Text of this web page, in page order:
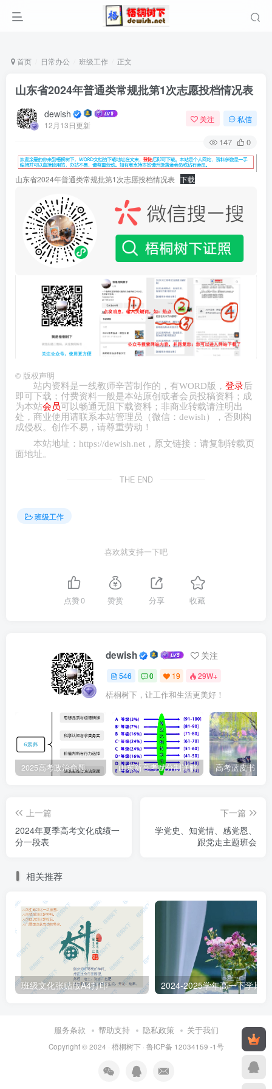
首页 日常办公 班级工作 正文
山东省2024年普通类常规批第1次志愿投档情况表
dewish
12月13日更新
关注 私信
147 0
山东省2024年普通类常规批第1次志愿投档情况表 下载
© 版权声明
站内资料是一线教师辛苦制作的，有WORD版， 登录后
即可下载；付费资料一般是本站原创或者会员投稿资料；成
为本站会员可以畅通无阻下载资料；非商业转载请注明出
处，商业使用请联系本站管理员（微信： dewish ），否则构
成侵权。创作不易，请尊重劳动！
本站地址： https://dewish.net ，原文链接：请复制转载页
面地址。
THE END
班级工作
喜欢就支持一下吧
点赞0 赞赏 分享 收藏
dewish 关注
546 0 19 29W+
梧桐树下，让工作和生活更美好！
2025高考政治命题纲要解读 山东新高考赋分制详解
上一篇
2024年夏季高考文化成绩一
分一段表
下一篇
学党史、知党情、感党恩、
跟党走主题班会
相关推荐
班级文化张贴版A4打印
服务条款 帮助支持 隐私政策 关于我们
Copyright © 2024 · 梧桐树下· 鲁ICP备 12034159 -1号